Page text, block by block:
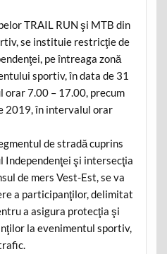
TRAIL RUN şi MTB din
se instituie restricţie de
pe întreaga zonă
sportiv, în data de 31
7.00 – 17.00, precum
2019, în intervalul orar
de stradă cuprins
Independenţei şi intersecţia
de mers Vest-Est, se va
a participanţilor, delimitat
a asigura protecţia şi
la evenimentul sportiv,